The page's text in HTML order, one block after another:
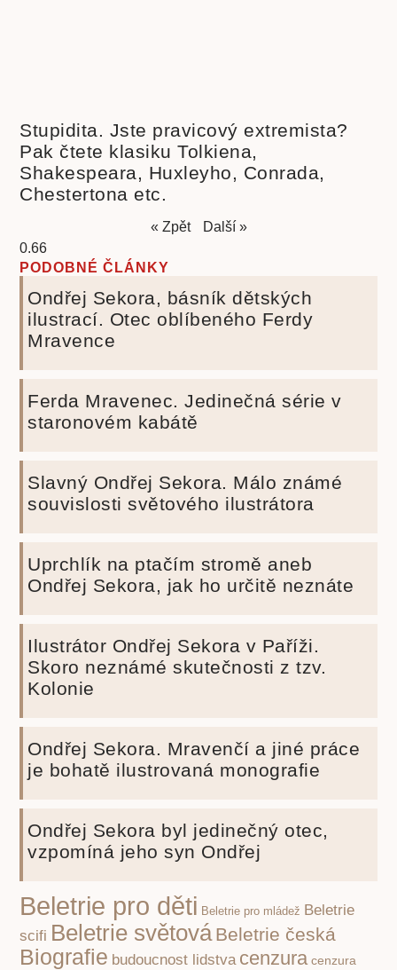
Stupidita. Jste pravicový extremista?
Pak čtete klasiku Tolkiena,
Shakespeara, Huxleyho, Conrada,
Chestertona etc.
« Zpět Další »
PODOBNÉ ČLÁNKY
Ondřej Sekora, básník dětských
ilustrací. Otec oblíbeného Ferdy
Mravence
Ferda Mravenec. Jedinečná série v
staronovém kabátě
Slavný Ondřej Sekora. Málo známé
souvislosti světového ilustrátora
Uprchlík na ptačím stromě aneb
Ondřej Sekora, jak ho určitě neznáte
Ilustrátor Ondřej Sekora v Paříži.
Skoro neznámé skutečnosti z tzv.
Kolonie
Ondřej Sekora. Mravenčí a jiné práce
je bohatě ilustrovaná monografie
Ondřej Sekora byl jedinečný otec,
vzpomíná jeho syn Ondřej
Beletrie pro děti Beletrie pro mládež Beletrie
scifi Beletrie světováBeletrie česká
Biografie budoucnost lidstva cenzura cenzura